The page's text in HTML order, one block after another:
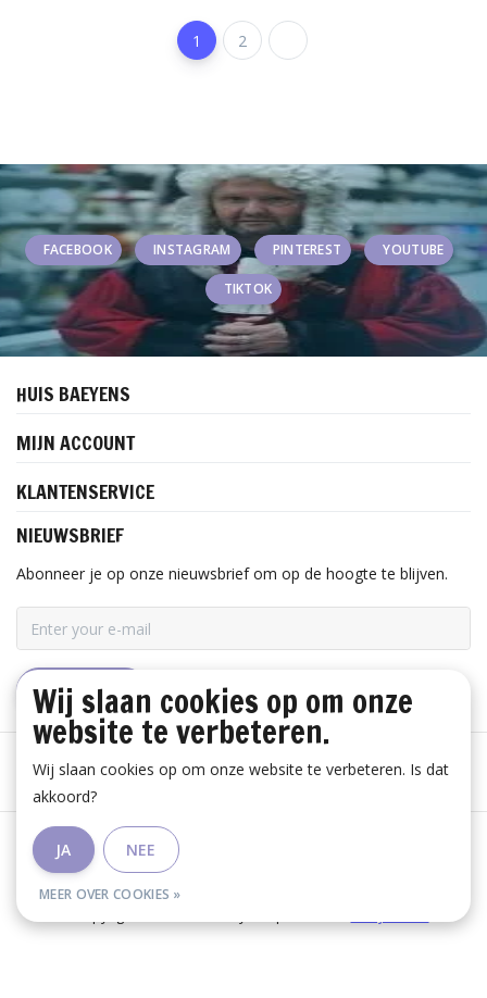
1 2
FACEBOOK INSTAGRAM PINTEREST YOUTUBE
TIKTOK
HUIS BAEYENS
MIJN ACCOUNT
KLANTENSERVICE
NIEUWSBRIEF
Abonneer je op onze nieuwsbrief om op de hoogte te blijven.
ABONNEER
Algemene voorwaarden
Wij slaan cookies op om onze
website te verbeteren.
Wij slaan cookies op om onze website te verbeteren. Is dat
akkoord?
JA NEE
MEER OVER COOKIES »